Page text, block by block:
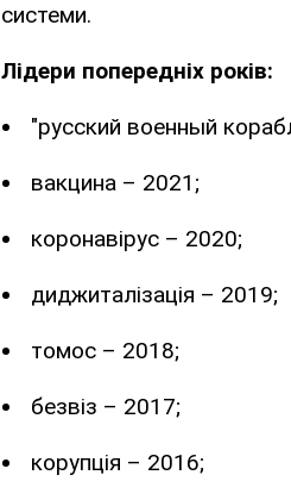
системи.
Лідери попередніх років:
"русский военный
вакцина – 2021;
коронавірус – 2020;
диджиталізація – 2019;
томос – 2018;
безвіз – 2017;
корупція – 2016;